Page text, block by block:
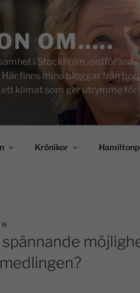
OM…..
i Stockholm,
finns mina bloggar från
klimat som ger utrymme
Krönikor